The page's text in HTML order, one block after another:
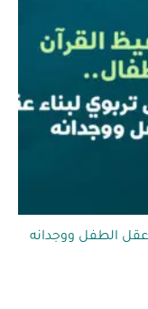
عقل الطفل ووجدانه